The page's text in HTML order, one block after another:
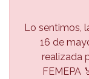
Lo sentimos,
16 de
realizada
FEMEPA